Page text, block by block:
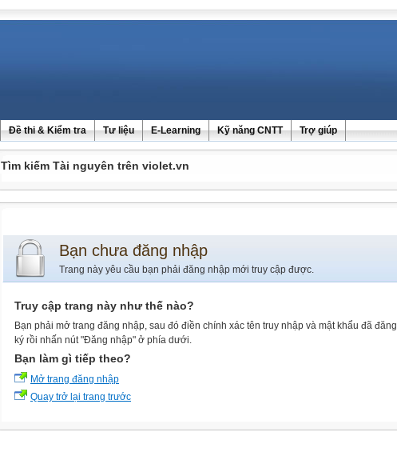
Đề thi & Kiểm tra Tư liệu E-Learning Kỹ năng CNTT Trợ giúp
Tìm kiếm Tài nguyên trên violet.vn
Bạn chưa đăng nhập
Trang này yêu cầu bạn phải đăng nhập mới truy cập được.
Truy cập trang này như thế nào?
Bạn phải mở trang đăng nhập, sau đó điền chính xác tên truy nhập và mật khẩu đã đăng
ký rồi nhấn nút "Đăng nhập" ở phía dưới.
Bạn làm gì tiếp theo?
Mở trang đăng nhập
Quay trở lại trang trước